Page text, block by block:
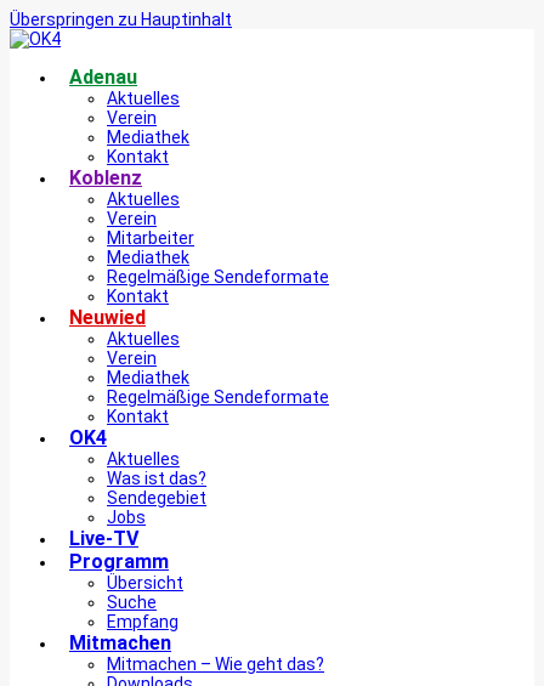
Überspringen zu Hauptinhalt
Adenau
Aktuelles
Verein
Mediathek
Kontakt
Koblenz
Aktuelles
Verein
Mitarbeiter
Mediathek
Regelmäßige Sendeformate
Kontakt
Neuwied
Aktuelles
Verein
Mediathek
Regelmäßige Sendeformate
Kontakt
OK4
Aktuelles
Was ist das?
Sendegebiet
Jobs
Live-TV
Programm
Übersicht
Suche
Empfang
Mitmachen
Mitmachen – Wie geht das?